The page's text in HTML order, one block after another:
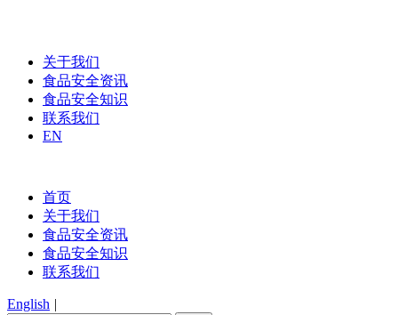
关于我们
食品安全资讯
食品安全知识
联系我们
EN
首页
关于我们
食品安全资讯
食品安全知识
联系我们
English |